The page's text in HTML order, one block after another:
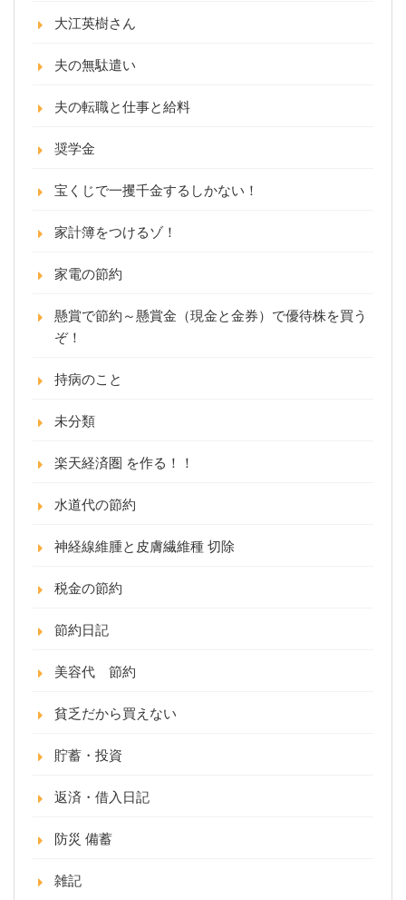
大江英樹さん
夫の無駄遣い
夫の転職と仕事と給料
奨学金
宝くじで一攫千金するしかない！
家計簿をつけるゾ！
家電の節約
懸賞で節約～懸賞金（現金と金券）で優待株を買う
ぞ！
持病のこと
未分類
楽天経済圏 を作る！！
水道代の節約
神経線維腫と皮膚繊維種 切除
税金の節約
節約日記
美容代 節約
貧乏だから買えない
貯蓄・投資
返済・借入日記
防災 備蓄
雑記